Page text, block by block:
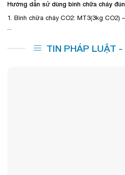
Hướng dẫn sử dùng bình chữa cháy
1. Bình chữa cháy CO2: MT3(3kg
...
TIN PHÁP LUẬT